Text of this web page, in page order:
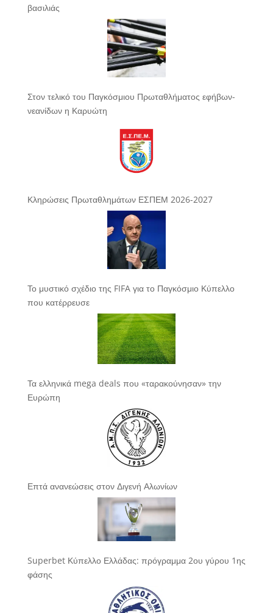
βασιλιάς
Στον τελικό του Παγκόσμιου Πρωταθλήματος εφήβων-
νεανίδων η Καρυώτη
Κληρώσεις Πρωταθλημάτων ΕΣΠΕΜ 2026-2027
Το μυστικό σχέδιο της FIFA για το Παγκόσμιο Κύπελλο
που κατέρρευσε
Τα ελληνικά mega deals που «ταρακούνησαν» την
Ευρώπη
Επτά ανανεώσεις στον Διγενή Αλωνίων
Superbet Κύπελλο Ελλάδας: πρόγραμμα 2ου γύρου 1ης
φάσης